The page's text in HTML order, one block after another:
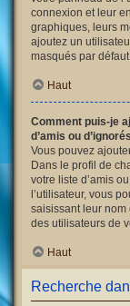
connexion et leur
graphiques, leurs
ajoutez un
masqués par
Haut
Comment puis-je
d’amis ou
Vous pouvez
Dans le profil de
votre liste d’amis
l’utilisateur, vous
saisissant leur nom
des utilisateurs de
Haut
Recherche